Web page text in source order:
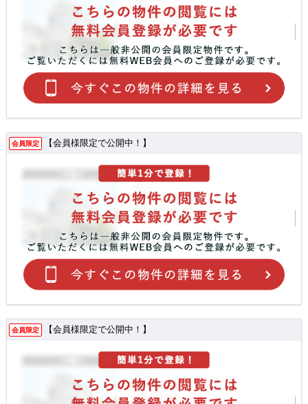
会員限定 【会員様限定で公開中！】
会員限定 【会員様限定で公開中！】